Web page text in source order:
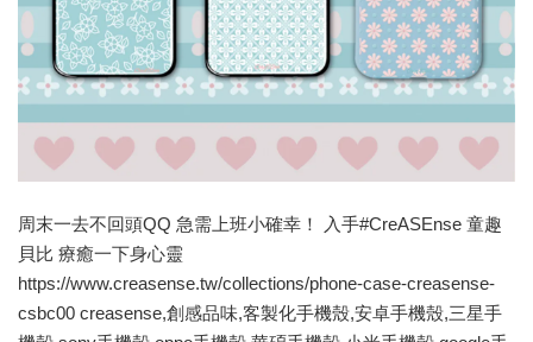
周末一去不回頭QQ 急需上班小確幸！ 入手#CreASEnse 童趣
貝比 療癒一下身心靈
https://www.creasense.tw/collections/phone-case-creasense-
csbc00 creasense,創感品味,客製化手機殼,安卓手機殼,三星手